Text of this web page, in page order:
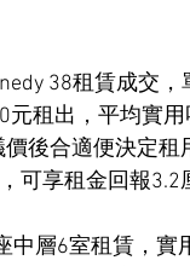
38租賃成交
租出，平均實
後合適便決定
可享租金回報3.2
中層6室租賃，